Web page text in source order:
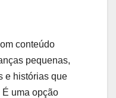
conteúdo
pequenas,
e histórias que
uma opção